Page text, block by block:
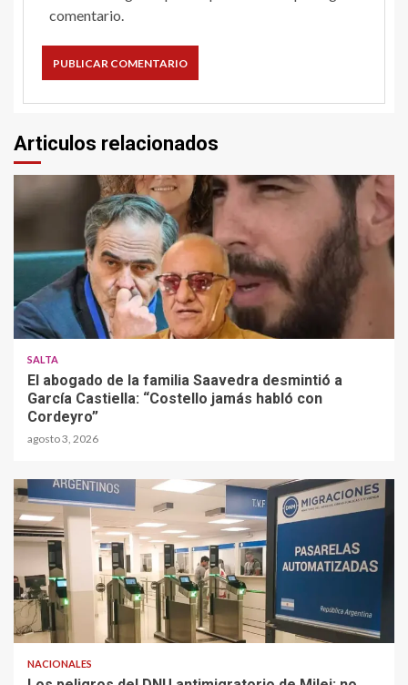
comentario.
Articulos relacionados
SALTA
El abogado de la familia Saavedra desmintió a
García Castiella: “Costello jamás habló con
Cordeyro”
agosto 3, 2026
NACIONALES